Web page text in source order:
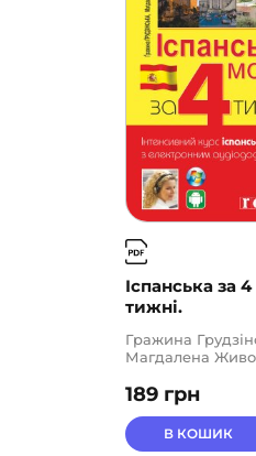
Іспанська за 4
тижні.
189 грн
Гражина
Магдалена
В КОШИК